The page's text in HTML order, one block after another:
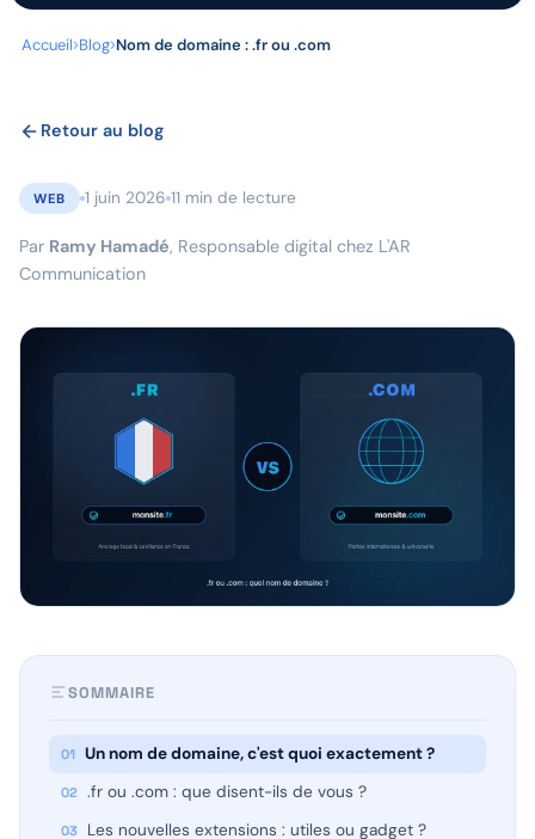
Accueil Blog Nom de domaine : .fr ou .com
Retour au blog
WEB 1 juin 2026 11 min de lecture
Par Ramy Hamadé, Responsable digital chez L'AR
Communication
SOMMAIRE
Un nom de domaine, c'est quoi exactement ?
.fr ou .com : que disent-ils de vous ?
Les nouvelles extensions : utiles ou gadget ?